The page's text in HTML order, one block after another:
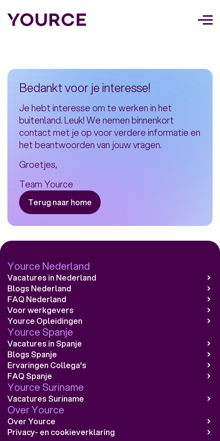
Bedankt voor je interesse!
Je hebt interesse om te werken in het
buitenland. Leuk! We nemen binnenkort
contact met je op voor verdere informatie en
het beantwoorden van jouw vragen.
Groetjes,
Team Yource
Terug naar home
Yource Nederland
Vacatures in Nederland
Blogs Nederland
FAQ Nederland
Voor werkgevers
Yource Opleidingen
Yource Spanje
Vacatures in Spanje
Blogs Spanje
Ervaringen Collega's
FAQ Spanje
Yource Suriname
Vacatures Suriname
Over Yource
Over Yource
Privacy- en cookieverklaring